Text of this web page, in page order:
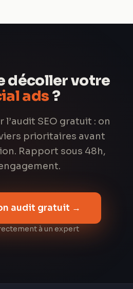
décoller votre
ads ?
l’audit SEO gratuit : on
prioritaires avant
Rapport sous 48h,
audit gratuit →
à un expert